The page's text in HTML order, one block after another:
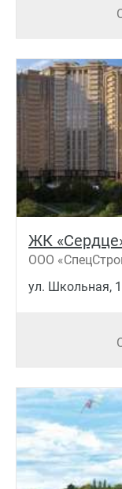
ЖК
ООО
ул. Школьная,